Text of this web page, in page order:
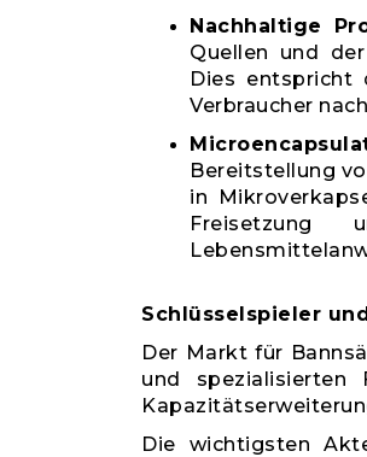
Nachhaltige
Quellen und
Dies entspricht
Verbraucher
Bereitstellung
in
Schlüsselspieler
Der Markt für
und spezialisierten
Die wichtigsten